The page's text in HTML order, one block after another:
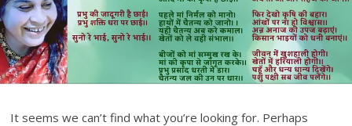
It seems we can’t find what you’re looking for. Perhaps